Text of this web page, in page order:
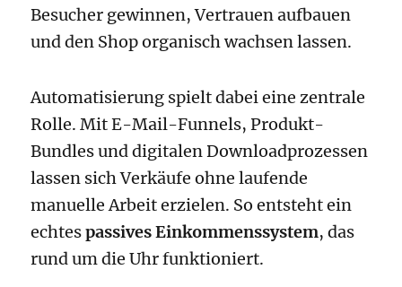
Besucher gewinnen, Vertrauen aufbauen
und den Shop organisch wachsen lassen.
Automatisierung spielt dabei eine zentrale
Rolle. Mit E-Mail-Funnels, Produkt-
Bundles und digitalen Downloadprozessen
lassen sich Verkäufe ohne laufende
manuelle Arbeit erzielen. So entsteht ein
echtespassives Einkommenssystem, das
rund um die Uhr funktioniert.